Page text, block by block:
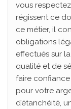
vous
régissent ce
ce métier, il
obligations
effectués sur
qualité et de
faire confiance
pour votre
d’étanchéité,